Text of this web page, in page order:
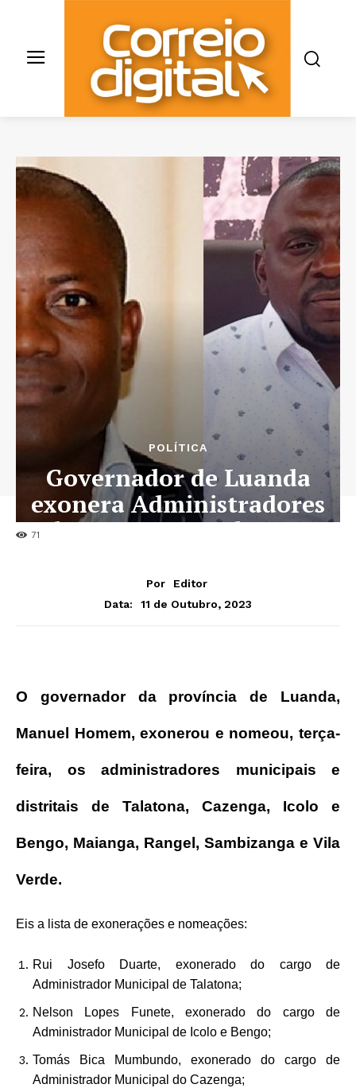
71
POLÍTICA
Governador de Luanda
exonera Administradores
do Cazenga e Talatona
Por
Editor
Data:
11 de Outubro, 2023
O governador da província de Luanda,
Manuel Homem, exonerou e nomeou, terça-
feira, os administradores municipais e
distritais de Talatona, Cazenga, Icolo e
Bengo, Maianga, Rangel, Sambizanga e Vila
Verde.
Eis a lista de exonerações e nomeações:
Rui Josefo Duarte, exonerado do cargo de
Administrador Municipal de Talatona;
Nelson Lopes Funete, exonerado do cargo de
Administrador Municipal de Icolo e Bengo;
Tomás Bica Mumbundo, exonerado do cargo de
Administrador Municipal do Cazenga;